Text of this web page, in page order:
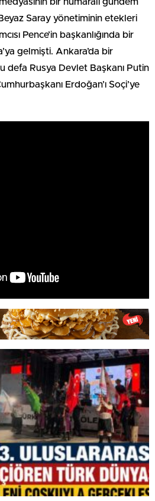
bir numaralı gündem
Saray yönetiminin etekleri
Pence’in başkanlığında bir
gelmişti. Ankara’da bir
defa Rusya Devlet Başkanı Putin
Erdoğan’ı Soçi’ye